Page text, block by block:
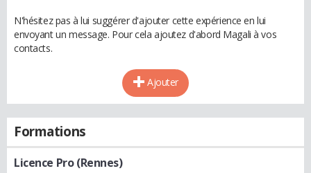
N'hésitez pas à lui suggérer d'ajouter cette expérience en lui
envoyant un message. Pour cela ajoutez d'abord Magali à vos
contacts.
Ajouter
Formations
Licence Pro (Rennes)